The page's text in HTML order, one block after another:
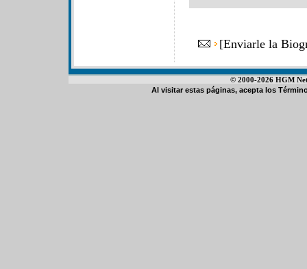
[Enviarle la
© 2000-2026 HGM
Al visitar estas páginas, acepta los